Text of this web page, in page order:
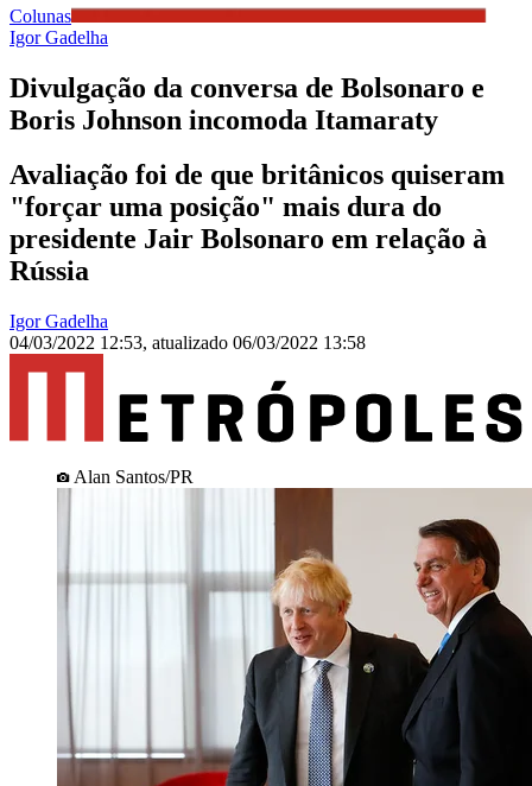
Colunas
Igor Gadelha
Divulgação da conversa de Bolsonaro e
Boris Johnson incomoda Itamaraty
Avaliação foi de que britânicos quiseram
"forçar uma posição" mais dura do
presidente Jair Bolsonaro em relação à
Rússia
Igor Gadelha
04/03/2022 12:53, atualizado 06/03/2022 13:58
Alan Santos/PR